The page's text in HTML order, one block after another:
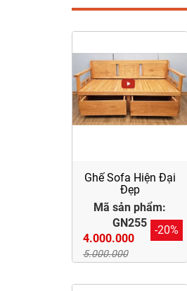
Ghế Sofa Hiện Đại
Đẹp
Mã sản phẩm:
GN255
4.000.000
5.000.000
-20%